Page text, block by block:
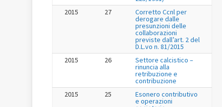
2015
27 Corretto Ccnl per
derogare dalle
presunzioni delle
collaborazioni
previste dall’art. 2 del
D.L.vo n. 81/2015
2015
26 Settore calcistico –
rinuncia alla
retribuzione e
contribuzione
2015
25 Esonero contributivo
e operazioni